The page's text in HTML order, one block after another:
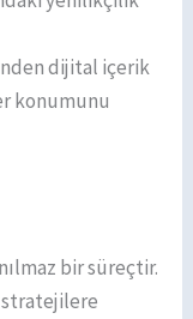
dijital içerik
konumunu
bir süreçtir.
stratejilere